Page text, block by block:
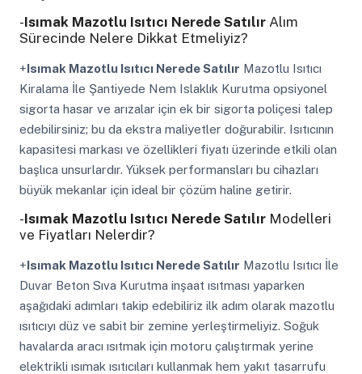
-Isımak Mazotlu Isıtıcı Nerede SatılırAlım
Sürecinde Nelere Dikkat Etmeliyiz?
+Isımak Mazotlu Isıtıcı Nerede Satılır Mazotlu Isıtıcı
Kiralama İle Şantiyede Nem Islaklık Kurutma opsiyonel
sigorta hasar ve arızalar için ek bir sigorta poliçesi talep
edebilirsiniz; bu da ekstra maliyetler doğurabilir. Isıtıcının
kapasitesi markası ve özellikleri fiyatı üzerinde etkili olan
başlıca unsurlardır. Yüksek performansları bu cihazları
büyük mekanlar için ideal bir çözüm haline getirir.
-Isımak Mazotlu Isıtıcı Nerede SatılırModelleri
ve Fiyatları Nelerdir?
+Isımak Mazotlu Isıtıcı Nerede Satılır Mazotlu Isıtıcı İle
Duvar Beton Sıva Kurutma inşaat ısıtması yaparken
aşağıdaki adımları takip edebiliriz ilk adım olarak mazotlu
ısıtıcıyı düz ve sabit bir zemine yerleştirmeliyiz. Soğuk
havalarda aracı ısıtmak için motoru çalıştırmak yerine
elektrikli ısımak ısıtıcıları kullanmak hem yakıt tasarrufu